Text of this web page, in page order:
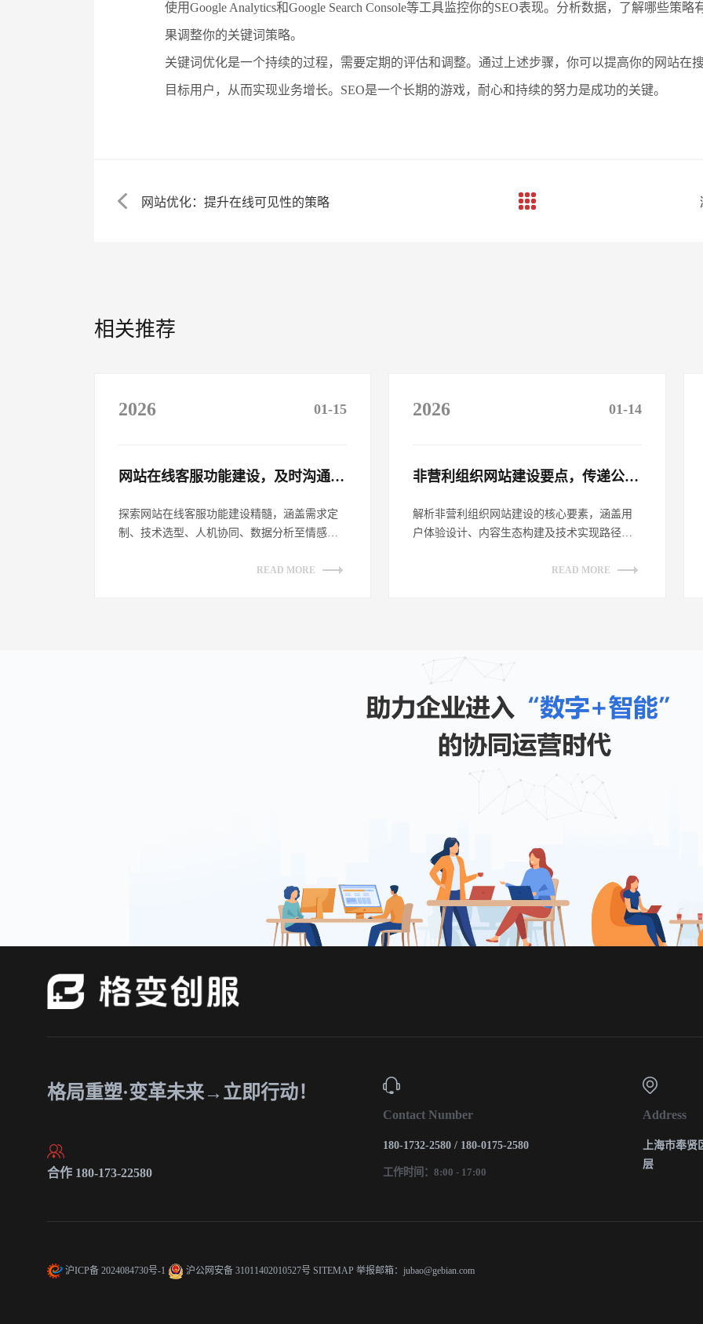
使用Google Analytics和Google Search Console等工具监控你的SEO表现。分析数据，了解哪些策
果调整你的关键词策略。
关键词优化是一个持续的过程，需要定期的评估和调整。通过上述步骤，你可以提高你的网站在
目标用户，从而实现业务增长。SEO是一个长期的游戏，耐心和持续的努力是成功的关键。
网站优化：提升在线可见性的策略
相关推荐
2026 01-15
网站在线客服功能建设，及时沟通客户​
探索网站在线客服功能建设精髓，涵盖需求定
制、技术选型、人机协同、数据分析至情感链
READ MORE
2026 01-14
非营利组织网站建设要点，传递公益理念​
解析非营利组织网站建设的核心要素，涵盖用
户体验设计、内容生态构建及技术实现路径。
READ MORE
格局重塑·变革未来→立即行动！
合作 180-173-22580
Contact Number
180-1732-2580 / 180-0175-2580
工作时间：8:00 - 17:00
Address
上海市奉
层
沪ICP备 2024084730号-1 沪公网安备 31011402010527号 SITEMAP 举报邮箱：jubao@gebian.com